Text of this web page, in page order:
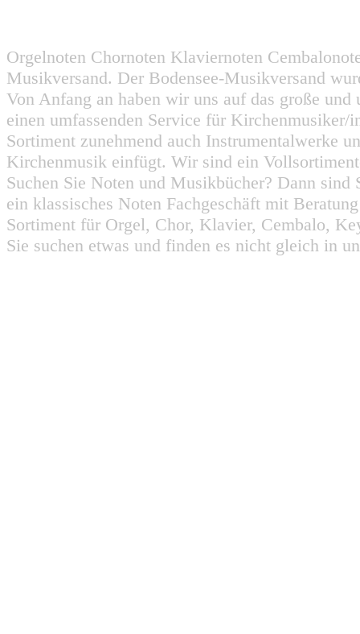
Orgelnoten Chornoten Klaviernoten
Musikversand. Der Bodensee-Musikversand
Von Anfang an haben wir uns auf das große
einen umfassenden Service für
Sortiment zunehmend auch Instrumentalwerke
Kirchenmusik einfügt. Wir sind ein
Suchen Sie Noten und Musikbücher? Dann
ein klassisches Noten Fachgeschäft mit
Sortiment für Orgel, Chor, Klavier, Cembalo,
Sie suchen etwas und finden es nicht gleich in